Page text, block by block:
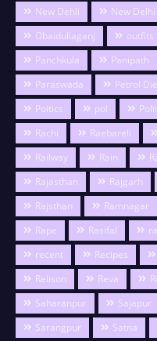
New Dehli
New Delhi
Obaidullaganj
outfits
Panchkula
Panipath
Paraswada
Petrol
Poitics
pol
Rachi
Raebareli
Railway
Rain
Rajasthan
Rajgarh
Rajsthan
Ramnagar
Rape
Rasifal
recent
Recipes
Relison
Reva
Saharanpur
Sajapur
Sarangpur
Satna